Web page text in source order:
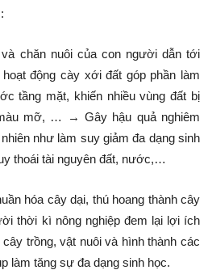
chăn nuôi của con người dẫn tới
động cày xới đất góp phần làm
tầng mặt, khiến nhiều vùng đất bị
mỡ, … → Gây hậu quả nghiêm
như làm suy giảm đa dạng sinh
thoái tài nguyên đất, nước,…
hóa cây dại, thú hoang thành cây
thời kì nông nghiệp đem lại lợi ích
trồng, vật nuôi và hình thành các
làm tăng sự đa dạng sinh học.